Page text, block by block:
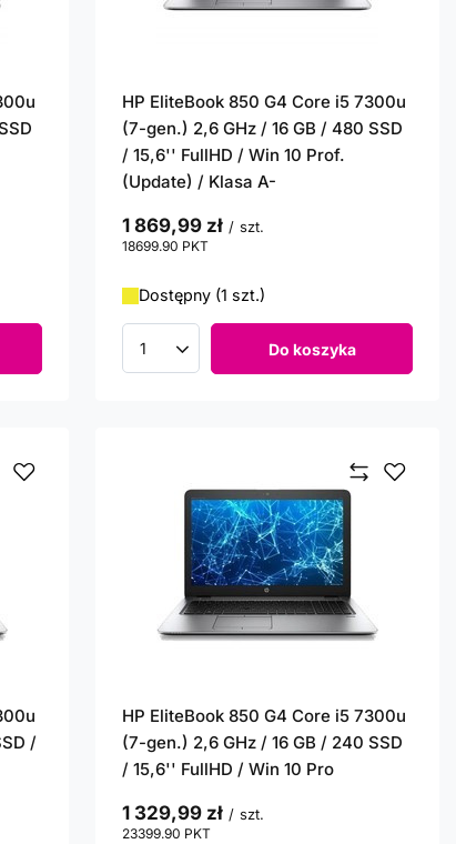
HP EliteBook 850 G4 Core i5 7300u
(7-gen.) 2,6 GHz / 16 GB / 480 SSD
/ 15,6'' FullHD / Win 10 Prof.
(Update) / Klasa A-
1 869,99 zł / szt.
18699.90 PKT
Dostępny (1 szt.)
Ilość produktów Do koszyka
/
HP EliteBook 850 G4 Core i5 7300u
(7-gen.) 2,6 GHz / 16 GB / 240 SSD
/ 15,6'' FullHD / Win 10 Pro
1 329,99 zł / szt.
23399.90 PKT